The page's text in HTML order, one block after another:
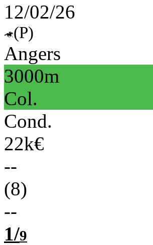
12/02/26
(P)
Angers
3000m
Col.
Cond.
22k€
--
(8)
--
1/9